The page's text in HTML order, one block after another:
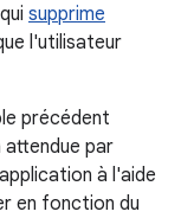
supprime
l'utilisateur
précédent
par
à l'aide
en fonction du